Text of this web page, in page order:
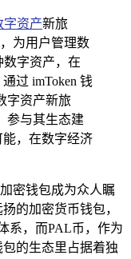
字资产新旅
为用户管理数
数字资产，在
过 imToken 钱
字资产新旅
参与其生态建
，在数字经济
密钱包成为众人瞩
的加密货币钱包，
系，而PAL币，作为
的生态里占据着独